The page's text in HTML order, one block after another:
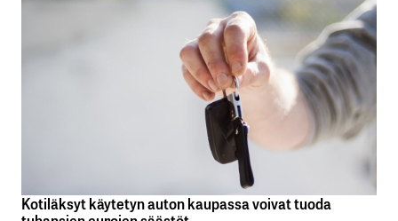
Kotiläksyt käytetyn auton kaupassa voivat tuoda